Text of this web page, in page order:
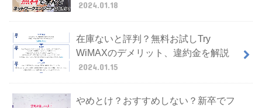
2024.01.18
在庫ないと評判？無料お試しTry
WiMAXのデメリット、違約金を解説
2024.01.15
やめとけ？おすすめしない？新卒でフ